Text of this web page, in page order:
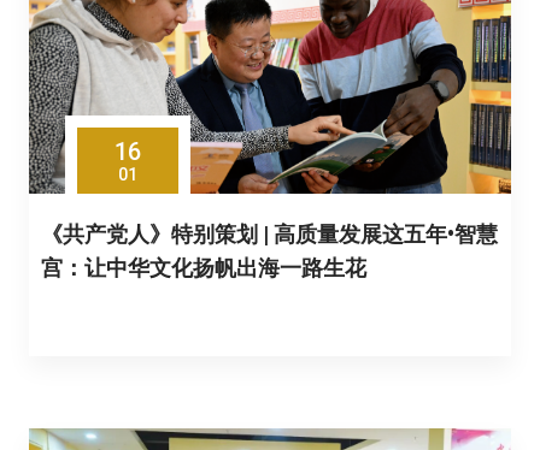
16
01
《共产党人》特别策划 | 高质量发展这五年•智慧
宫：让中华文化扬帆出海一路生花